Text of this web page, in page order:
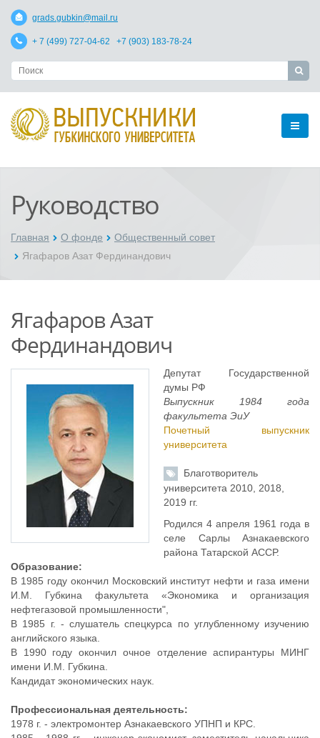
grads.gubkin@mail.ru
+ 7 (499) 727-04-62 +7 (903) 183-78-24
Руководство
Главная О фонде
Общественный совет
Ягафаров Азат Фердинандович
Ягафаров Азат
Фердинандович
Депутат Государственной
думы РФ
Выпускник 1984 года
факультета ЭиУ
Почетный выпускник
университета
Благотворитель
университета 2010, 2018,
2019 гг.
Родился 4 апреля 1961 года в
селе Сарлы Азнакаевского
района Татарской АССР.
Образование:
В 1985 году окончил Московский институт нефти и газа имени
И.М. Губкина факультета «Экономика и организация
нефтегазовой промышленности",
В 1985 г. - слушатель спецкурса по углубленному изучению
английского языка.
В 1990 году окончил очное отделение аспирантуры МИНГ
имени И.М. Губкина.
Кандидат экономических наук.
Профессиональная деятельность:
1978 г. - электромонтер Азнакаевского УПНП и КРС.